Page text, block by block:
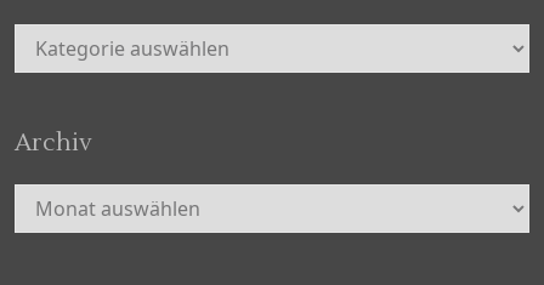
Kategorien
Archiv
Archiv